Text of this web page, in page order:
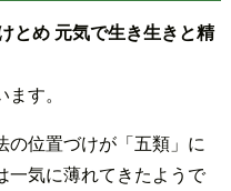
とめ 元気で生き生きと精
す。
の位置づけが「五類」に
一気に薄れてきたようで